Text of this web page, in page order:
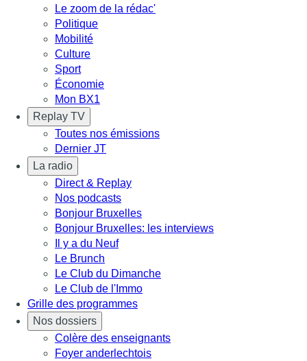
Le zoom de la rédac'
Politique
Mobilité
Culture
Sport
Économie
Mon BX1
Replay TV
Toutes nos émissions
Dernier JT
La radio
Direct & Replay
Nos podcasts
Bonjour Bruxelles
Bonjour Bruxelles: les interviews
Il y a du Neuf
Le Brunch
Le Club du Dimanche
Le Club de l'Immo
Grille des programmes
Nos dossiers
Colère des enseignants
Foyer anderlechtois